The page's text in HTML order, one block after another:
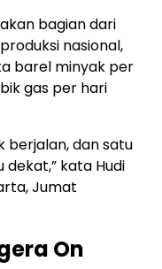
bagian dari
nasional,
barel minyak per
gas per hari
berjalan, dan satu
kata Hudi
Jumat
On